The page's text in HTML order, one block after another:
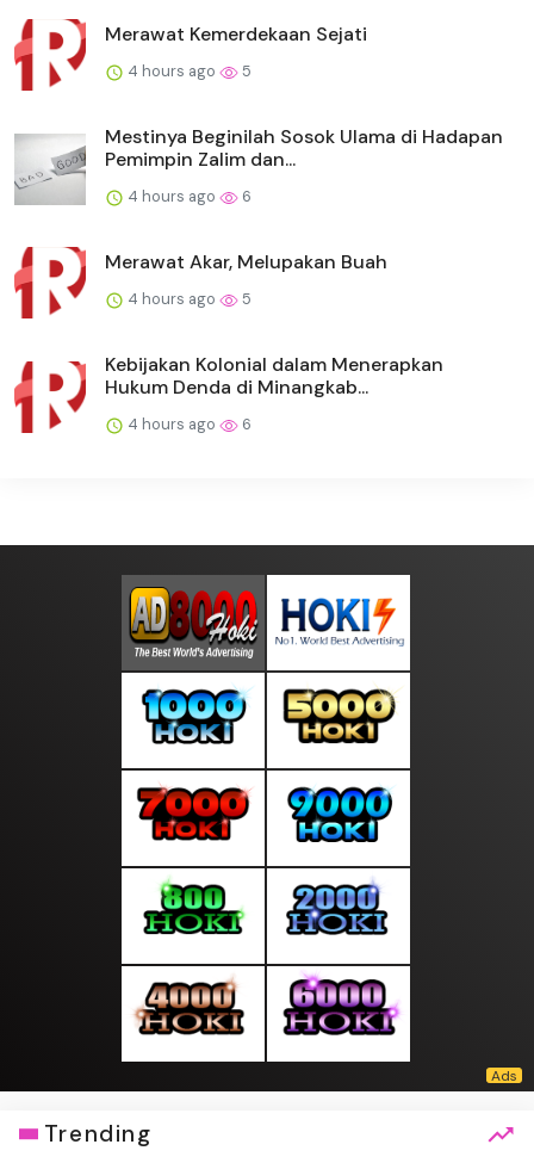
Merawat Kemerdekaan Sejati
4 hours ago 5
Mestinya Beginilah Sosok Ulama di Hadapan
Pemimpin Zalim dan...
4 hours ago 6
Merawat Akar, Melupakan Buah
4 hours ago 5
Kebijakan Kolonial dalam Menerapkan
Hukum Denda di Minangkab...
4 hours ago 6
Trending